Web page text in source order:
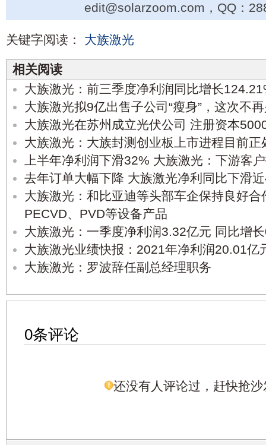
edit@solarzoom.com，QQ：
关键字阅读： 大族激光
相关阅读
大族激光：前三季度净利润同比增长
大族激光拟9亿出售子公司“瘦身”，这次不
大族激光在苏州成立光伏公司 注册资本
大族激光：大族封测创业板上市进程目前
上半年净利润下滑32% 大族激光：下游客
去年订单大幅下降 大族激光净利同比下滑
大族激光：和比亚迪等头部车企保持良好
PECVD、PVD等设备产品
大族激光：一季度净利润3.32亿元 同比增
大族激光业绩快报：2021年净利润20.01亿
大族激光：罗波辞任副总经理职务
0条评论
还没有人评论过，赶快抢沙